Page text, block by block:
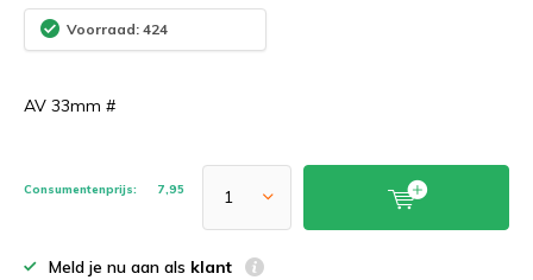
Voorraad: 424
AV 33mm #
Consumentenprijs: 7,95
Meld je nu aan als klant